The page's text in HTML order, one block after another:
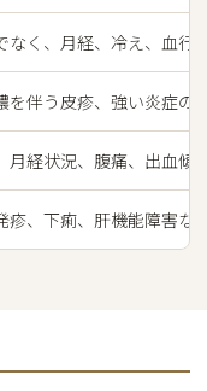
なく、月経、冷え、血行
を伴う皮疹、強い炎症の
月経状況、腹痛、出血傾
疹、下痢、肝機能障害な